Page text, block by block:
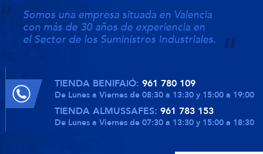
Somos una empresa situada en Valencia
con más de 30 años de experiencia en
el Sector de los Suministros Industriales.
TIENDA BENIFAIÓ: 961 780 109
De Lunes a Viernes de 08:30 a 13:30 y 15:00 a 19:00
TIENDA ALMUSSAFES: 961 783 153
De Lunes a Viernes de 07:30 a 13:30 y 15:00 a 18:30